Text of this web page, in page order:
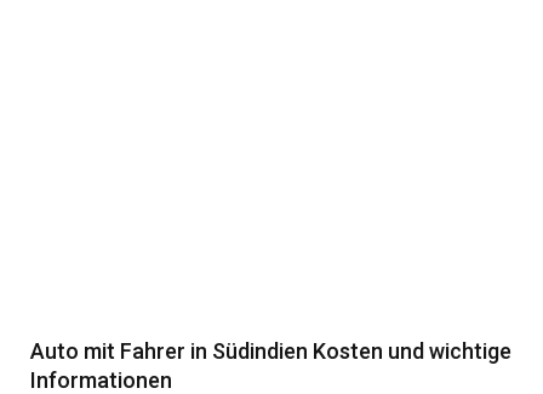
Auto mit Fahrer in Südindien Kosten und wichtige
Informationen